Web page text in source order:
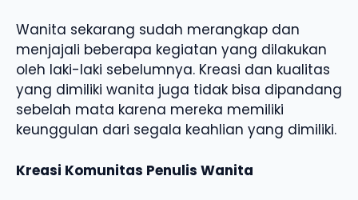
Wanita sekarang sudah merangkap dan
menjajali beberapa kegiatan yang dilakukan
oleh laki-laki sebelumnya. Kreasi dan kualitas
yang dimiliki wanita juga tidak bisa dipandang
sebelah mata karena mereka memiliki
keunggulan dari segala keahlian yang dimiliki.
Kreasi Komunitas Penulis Wanita